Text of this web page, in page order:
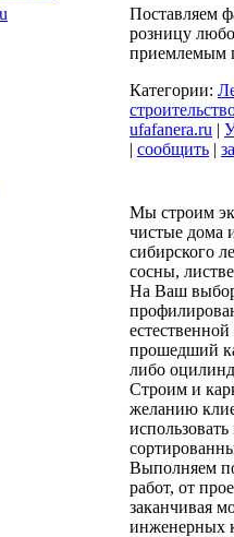
Поставляем
розницу
приемлемым
Категории:
ufafanera.ru |
| сообщить |
Мы строим
чистые дома
сибирского
сосны,
На Ваш
прошедший
либо
Строим и
желанию
Выполняем
работ, от
заканчивая
инженерных